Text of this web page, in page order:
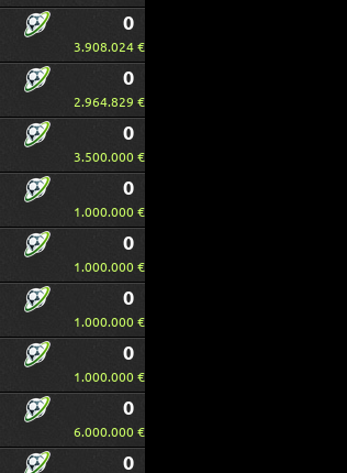
0
3.908.024 €
0
2.964.829 €
0
3.500.000 €
0
1.000.000 €
0
1.000.000 €
0
1.000.000 €
0
1.000.000 €
0
6.000.000 €
0